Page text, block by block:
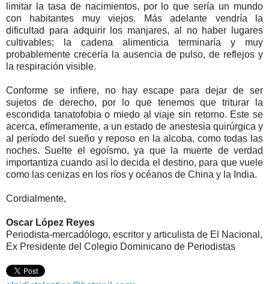
limitar la tasa de nacimientos, por lo que sería un mundo
con habitantes muy viejos. Más adelante vendría la
dificultad para adquirir los manjares, al no haber lugares
cultivables; la cadena alimenticia terminaría y muy
probablemente crecería la ausencia de pulso, de reflejos y
la respiración visible.
Conforme se infiere, no hay escape para dejar de ser
sujetos de derecho, por lo que tenemos que triturar la
escondida tanatofobia o miedo al viaje sin retorno. Este se
acerca, efímeramente, a un estado de anestesia quirúrgica y
al período del sueño y reposo en la alcoba, como todas las
noches. Suelte el egoísmo, ya que la muerte de verdad
importantiza cuando así lo decida el destino, para que vuele
como las cenizas en los ríos y océanos de China y la India.
Cordialmente,
Oscar López Reyes
Periodista-mercadólogo, escritor y articulista de El Nacional,
Ex Presidente del Colegio Dominicano de Periodistas